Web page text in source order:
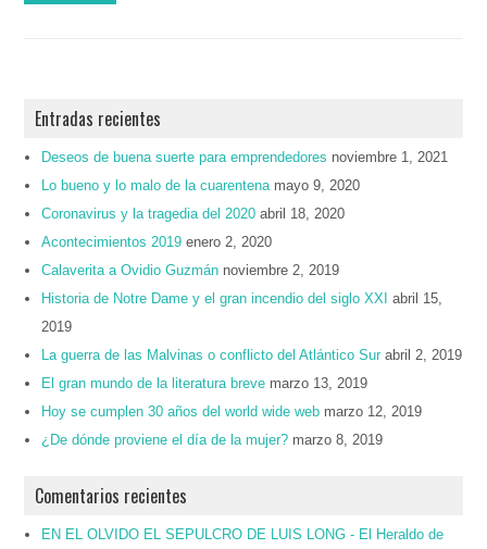
Entradas recientes
Deseos de buena suerte para emprendedores noviembre 1, 2021
Lo bueno y lo malo de la cuarentena mayo 9, 2020
Coronavirus y la tragedia del 2020 abril 18, 2020
Acontecimientos 2019 enero 2, 2020
Calaverita a Ovidio Guzmán noviembre 2, 2019
Historia de Notre Dame y el gran incendio del siglo XXI
abril 15,
2019
La guerra de las Malvinas o conflicto del Atlántico Sur abril 2, 2019
El gran mundo de la literatura breve marzo 13, 2019
Hoy se cumplen 30 años del world wide web marzo 12, 2019
¿De dónde proviene el día de la mujer? marzo 8, 2019
Comentarios recientes
EN EL OLVIDO EL SEPULCRO DE LUIS LONG - El Heraldo de